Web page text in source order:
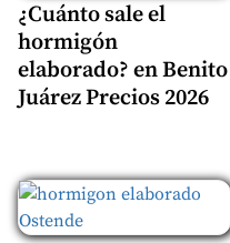
¿Cuánto sale el
hormigón
elaborado? en Benito
Juárez Precios 2026